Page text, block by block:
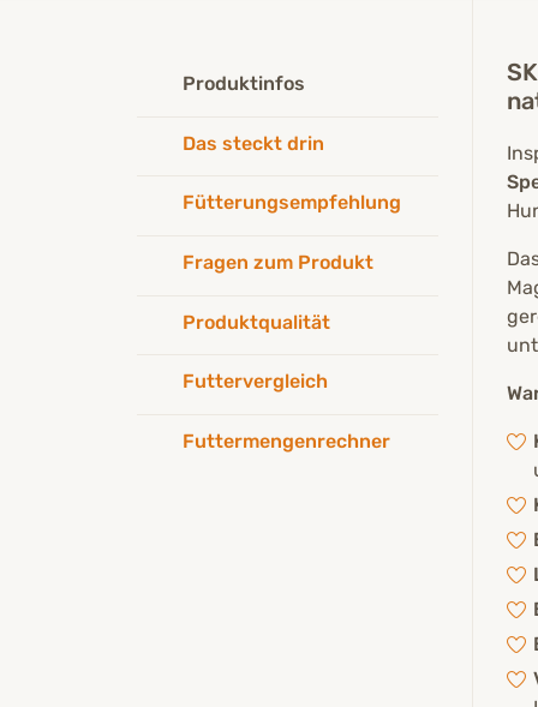
Produktinfos
Das steckt drin
Fütterungsempfehlung
Fragen zum Produkt
Produktqualität
Futtervergleich
Futtermengenrechner